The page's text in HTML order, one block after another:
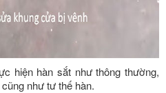
hiện hàn sắt như thông thường,
như tư thế hàn.